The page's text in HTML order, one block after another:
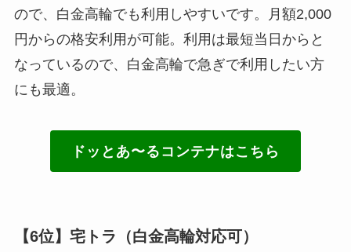
ので、白金高輪でも利用しやすいです。月額2,000
円からの格安利用が可能。利用は最短当日からと
なっているので、白金高輪で急ぎで利用したい方
にも最適。
ドッとあ〜るコンテナはこちら
【6位】宅トラ（白金高輪対応可）